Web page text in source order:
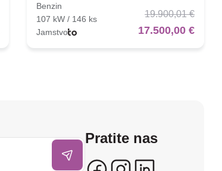
Benzin
107 kW / 146 ks
Jamstvo
19.900,01 €
17.500,00 €
Pratite nas